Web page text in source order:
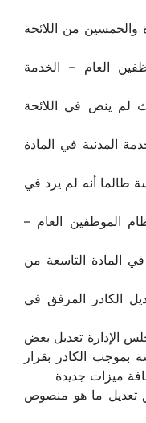
والخمسين من اللائحة
العام – الخدمة
لم ينص في اللائحة
المدنية في المادة
طالما أنه لم يرد في
الموظفين العام –
المادة التاسعة من
الكادر المرفق في
الإدارة تعديل بعض
بموجب الكادر بقرار
ميزات جديدة
تعديل ما هو منصوص